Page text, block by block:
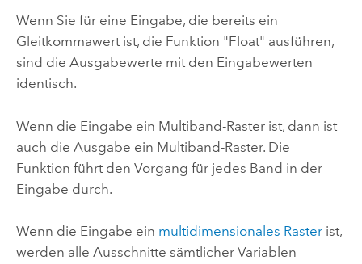
Wenn Sie für eine Eingabe, die bereits ein
Gleitkommawert ist, die Funktion "Float" ausführen,
sind die Ausgabewerte mit den Eingabewerten
identisch.
Wenn die Eingabe ein Multiband-Raster ist, dann ist
auch die Ausgabe ein Multiband-Raster. Die
Funktion führt den Vorgang für jedes Band in der
Eingabe durch.
Wenn die Eingabe ein multidimensionales Rasterist,
werden alle Ausschnitte sämtlicher Variablen